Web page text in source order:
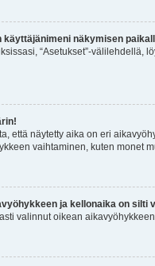
käyttäjänimeni näkymisen
“Asetukset”-välilehdellä,
että näytetty aika on eri
vaihtaminen, kuten monet
ja kellonaika on silti
valinnut oikean